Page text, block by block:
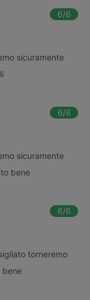
6/6
sicuramente
6/6
sicuramente
bene
6/6
torneremo
bene